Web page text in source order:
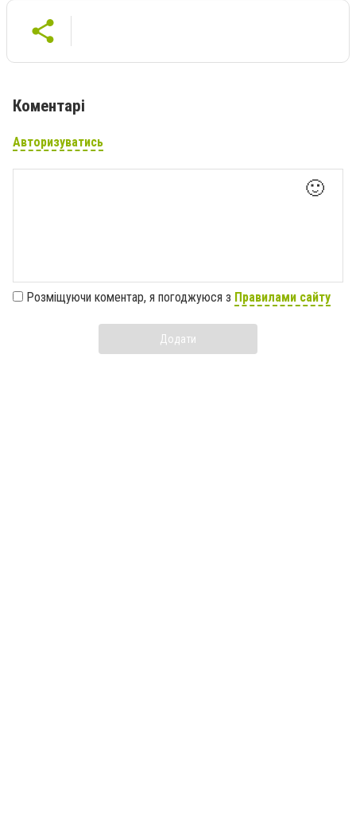
Коментарі
Авторизуватись
🙂
Розміщуючи коментар, я погоджуюся з Правилами сайту
Додати